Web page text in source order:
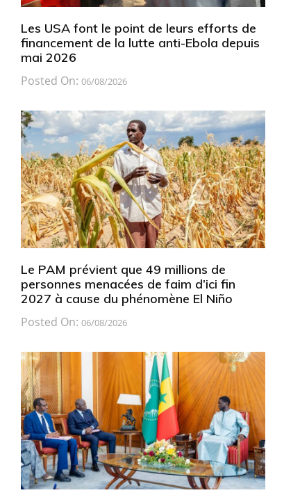
Les USA font le point de leurs efforts de
financement de la lutte anti-Ebola depuis
mai 2026
Posted On: 06/08/2026
Le PAM prévient que 49 millions de
personnes menacées de faim d’ici fin
2027 à cause du phénomène El Niño
Posted On: 06/08/2026